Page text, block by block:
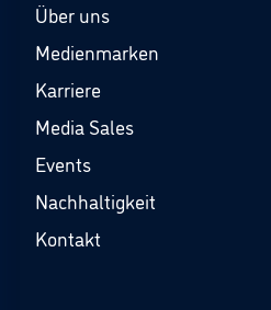
Über uns
Medienmarken
Karriere
Media Sales
Events
Nachhaltigkeit
Kontakt